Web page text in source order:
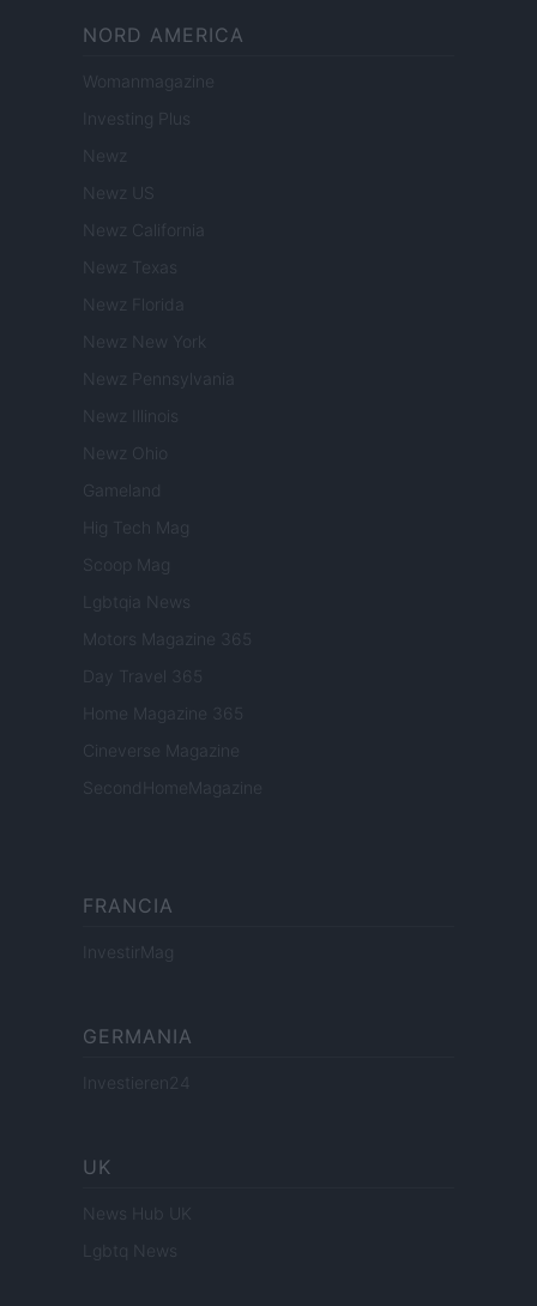
NORD AMERICA
Womanmagazine
Investing Plus
Newz
Newz US
Newz California
Newz Texas
Newz Florida
Newz New York
Newz Pennsylvania
Newz Illinois
Newz Ohio
Gameland
Hig Tech Mag
Scoop Mag
Lgbtqia News
Motors Magazine 365
Day Travel 365
Home Magazine 365
Cineverse Magazine
SecondHomeMagazine
FRANCIA
InvestirMag
GERMANIA
Investieren24
UK
News Hub UK
Lgbtq News